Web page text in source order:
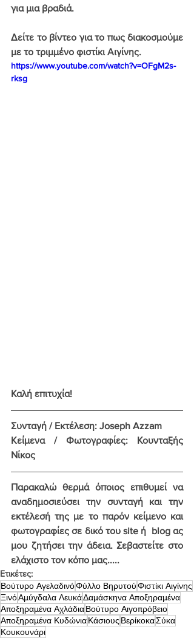
για μια βραδιά.
Δείτε το βίντεο για το πως διακοσμούμε
με το τριμμένο φιστίκι Αιγίνης.
https://www.youtube.com/watch?v=OFgM2s-
rksg
Καλή επιτυχία!
Συνταγή / Εκτέλεση: Joseph Azzam
Κείμενα / Φωτογραφίες: Κουνταξής
Νίκος
Παρακαλώ θερμά όποιος επιθυμεί να
αναδημοσιεύσει την συνταγή και την
εκτέλεσή της με το παρόν κείμενο και
φωτογραφίες σε δικό του site ή  blog ας
μου ζητήσει την άδεια. Σεβαστείτε στο
ελάχιστο τον κόπο μας.....
Ετικέτες:
Βούτυρο ΑγελαδινόΦύλλο ΒηρυτούΦιστίκι Αιγίνης
ΞινόΑμύγδαλα ΛευκάΔαμάσκηνα Αποξηραμένα
Αποξηραμένα ΑχλάδιαΒούτυρο Αιγοπρόβειο
Αποξηραμένα ΚυδώνιαΚάσιους ΒερίκοκαΣύκα
Κουκουνάρι